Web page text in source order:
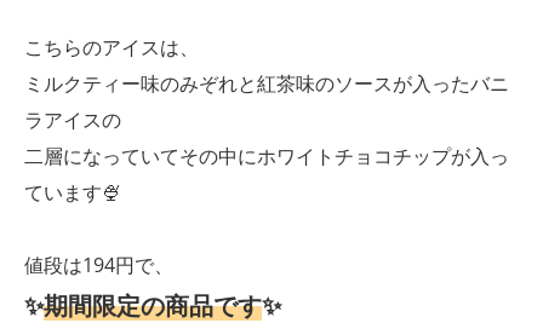
こちらのアイスは、
ミルクティー味のみぞれと紅茶味のソースが入ったバニ
ラアイスの
二層になっていてその中にホワイトチョコチップが入っ
ています🍨
値段は194円で、
✨期間限定の商品です✨